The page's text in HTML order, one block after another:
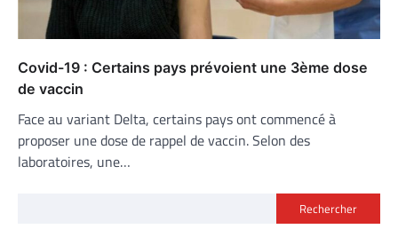
Covid-19 : Certains pays prévoient une 3ème dose
de vaccin
Face au variant Delta, certains pays ont commencé à
proposer une dose de rappel de vaccin. Selon des
laboratoires, une…
Rechercher